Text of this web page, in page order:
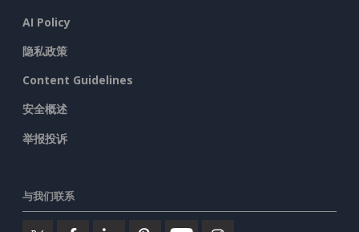
AI Policy
隐私政策
Content Guidelines
安全概述
举报投诉
与我们联系